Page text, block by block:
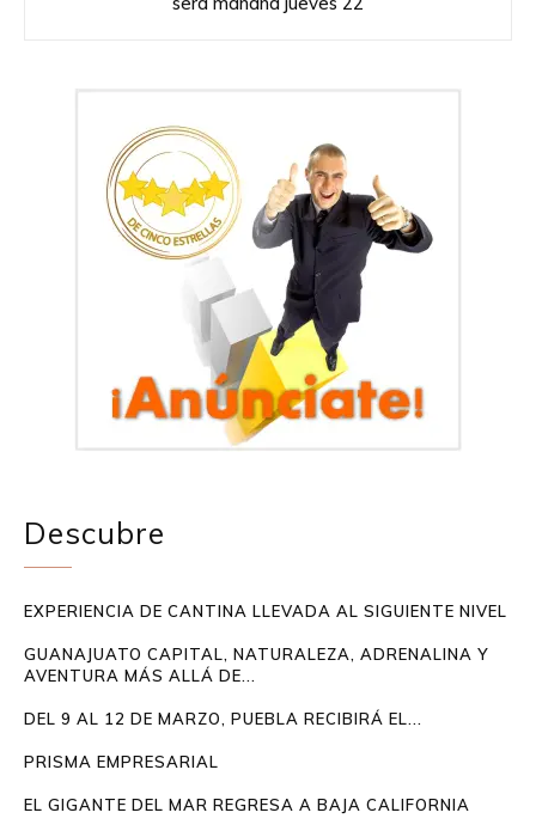
Descubre
EXPERIENCIA DE CANTINA LLEVADA AL SIGUIENTE NIVEL
GUANAJUATO CAPITAL, NATURALEZA, ADRENALINA Y
AVENTURA MÁS ALLÁ DE...
DEL 9 AL 12 DE MARZO, PUEBLA RECIBIRÁ EL...
PRISMA EMPRESARIAL
EL GIGANTE DEL MAR REGRESA A BAJA CALIFORNIA